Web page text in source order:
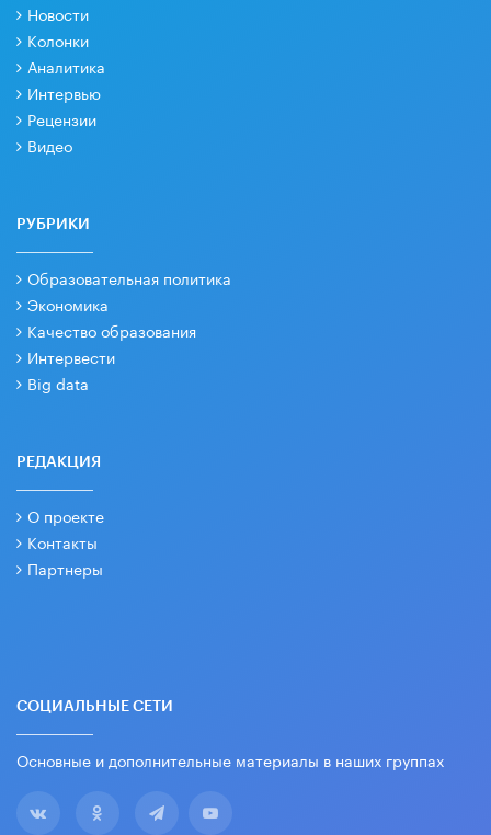
Новости
Колонки
Аналитика
Интервью
Рецензии
Видео
РУБРИКИ
Образовательная политика
Экономика
Качество образования
Интервести
Big data
РЕДАКЦИЯ
О проекте
Контакты
Партнеры
СОЦИАЛЬНЫЕ СЕТИ
Основные и дополнительные материалы в наших группах